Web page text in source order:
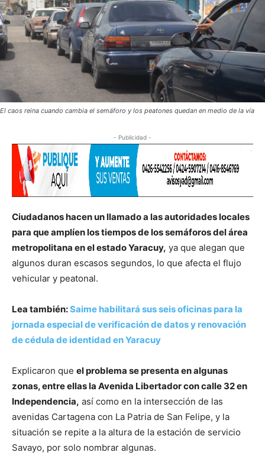
El caos reina cuando cambia el semáforo y los peatones quedan en medio de la vía
- Publicidad -
Ciudadanos hacen un llamado a las autoridades locales
para que amplíen los tiempos de los semáforos del área
metropolitana en el estado Yaracuy, ya que alegan que
algunos duran escasos segundos, lo que afecta el flujo
vehicular y peatonal.
Lea también:Saime habilitará sus seis oficinas para la
jornada especial de verificación de datos y renovación
de cédula de identidad en Yaracuy
Explicaron que el problema se presenta en algunas
zonas, entre ellas la Avenida Libertador con calle 32 en
Independencia, así como en la intersección de las
avenidas Cartagena con La Patria de San Felipe, y la
situación se repite a la altura de la estación de servicio
Savayo, por solo nombrar algunas.